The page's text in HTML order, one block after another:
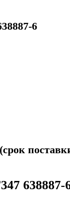
6
638887-